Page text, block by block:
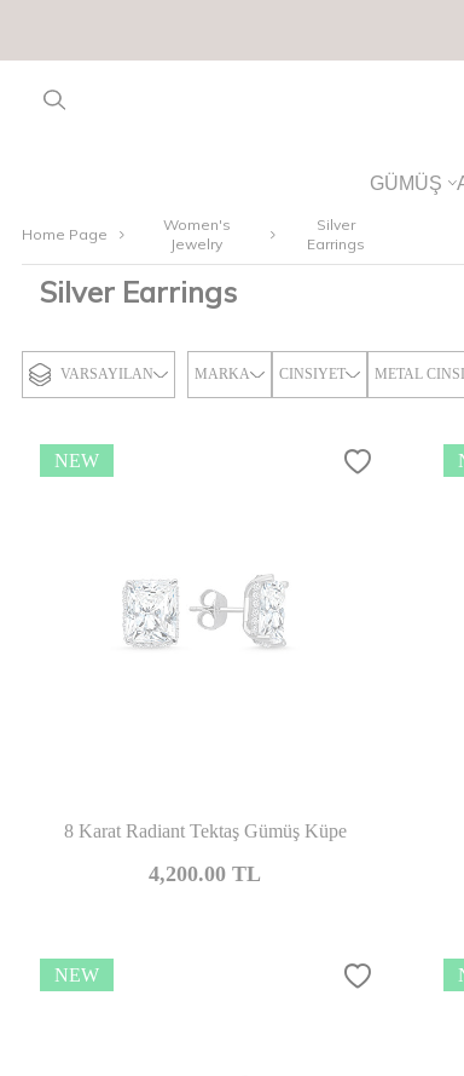
GÜMÜŞ
Home Page
Women's
Jewelry
Silver
Earrings
Silver Earrings
VARSAYILAN MARKA CINSIYET METAL
NEW
8 Karat Radiant Tektaş Gümüş Küpe
4,200.00 TL
NEW